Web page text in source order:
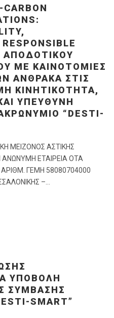
ΑΠΟΔΟΤΙΚΟΎ
ΜΕ ΚΑΙΝΟΤΟΜΊΕΣ
ΆΝΘΡΑΚΑ ΣΤΙΣ
ΚΙΝΗΤΙΚΌΤΗΤΑ,
ΥΠΕΎΘΥΝΗ
“DESTI-
ΜΕΙΖΟΝΟΣ ΑΣΤΙΚΗΣ
ΕΤΑΙΡΕΙΑ ΟΤΑ
ΓΕΜΗ 58080704000
–...
ΥΠΟΒΟΛΉ
ΣΎΜΒΑΣΗΣ
SMART”